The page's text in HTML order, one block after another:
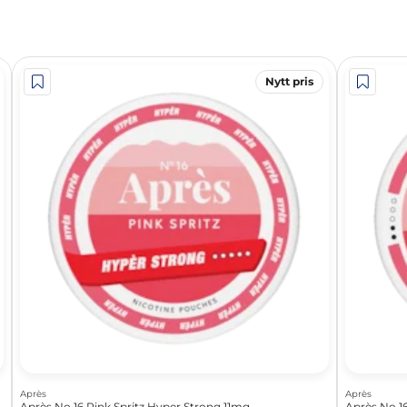
Nytt pris
Après Après